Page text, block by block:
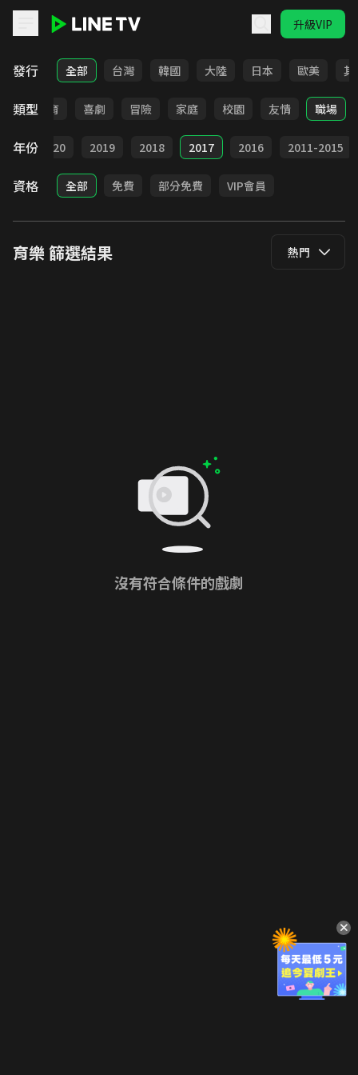
升級VIP
LINE TV - 育樂
發行 全部 台灣 韓國 大陸 日本 歐美 其
類型教育 喜劇 冒險 家庭 校園 友情 職場
年份 2020 2019 2018 2017 2016 2011-2015
資格 全部 免費 部分免費 VIP會員
育樂篩選結果 熱門
沒有符合條件的戲劇